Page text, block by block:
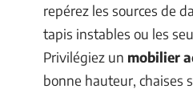
repérez les sources de
tapis instables ou les
Privilégiez un mobilier
bonne hauteur, chaises